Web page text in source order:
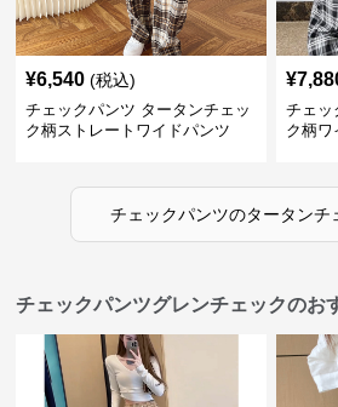
¥6,540 (税込)
チェックパンツ タータンチェッ
ク柄ストレートワイドパンツ
¥
チェッ
ク柄ワ
チェックパンツのタータンチ
チェックパンツグレンチェックのお